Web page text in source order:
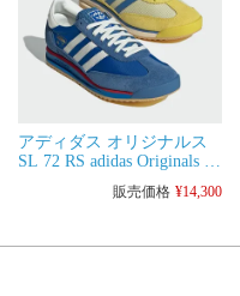
アディダス オリジナルス
SL 72 RS adidas Originals メ
ンズ スニーカー
販売価格 ¥14,300